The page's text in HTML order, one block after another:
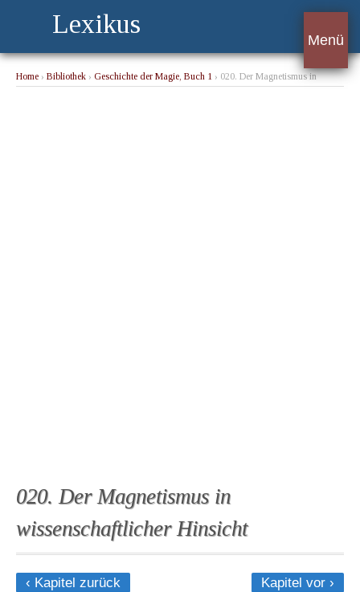
Lexikus
Menü
Home › Bibliothek › Geschichte der Magie, Buch 1 › 020. Der Magnetismus in
020. Der Magnetismus in
wissenschaftlicher Hinsicht
‹ Kapitel zurück Kapitel vor ›